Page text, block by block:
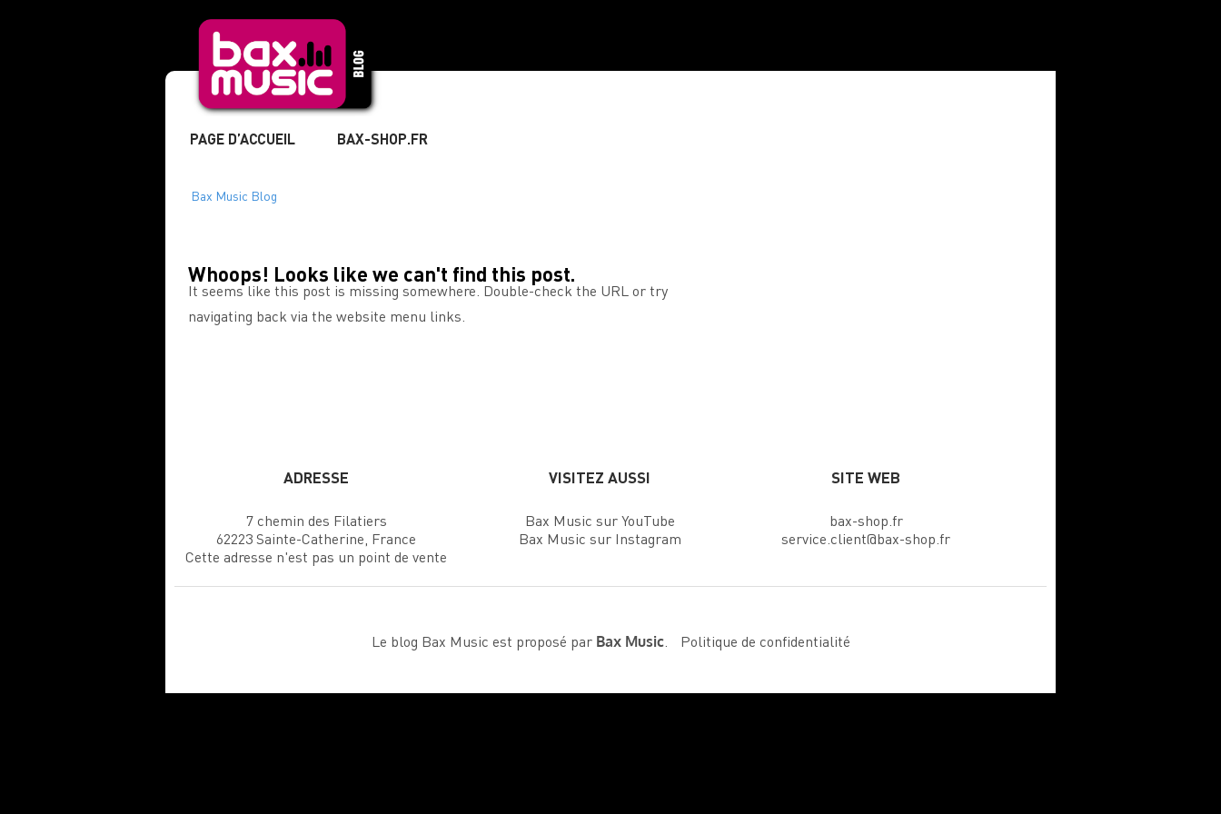
PAGE D’ACCUEIL BAX-SHOP.FR
Whoops! Looks like we can't find this post.
It seems like this post is missing somewhere. Double-check the URL or try
navigating back via the website menu links.
ADRESSE
7 chemin des Filatiers
62223 Sainte-Catherine, France
Cette adresse n'est pas un point de vente
VISITEZ AUSSI
Bax Music sur YouTube
Bax Music sur Instagram
SITE WEB
bax-shop.fr
service.client@bax-shop.fr
Le blog Bax Music est proposé par Bax Music. Politique de confidentialité